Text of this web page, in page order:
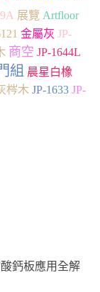
展覽 Artfloor
金屬灰 JP-
商空 JP-1644L
組 晨星白橡
梣木 JP-1633 JP-
鈣板應用全解